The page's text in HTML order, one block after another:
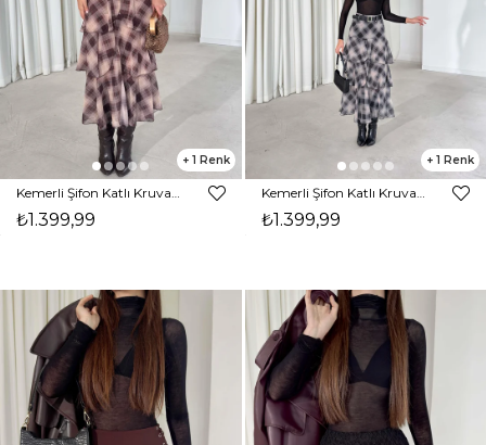
1
Kemerli Şifon Katlı Kruvaze Kesim Floya Kahve Kadın Etek 26K399
₺1.399,99
1
Kemerli Şifon Katlı Kruvaze Kesim Floya Siyah Kadın Etek 26K399
₺1.399,99